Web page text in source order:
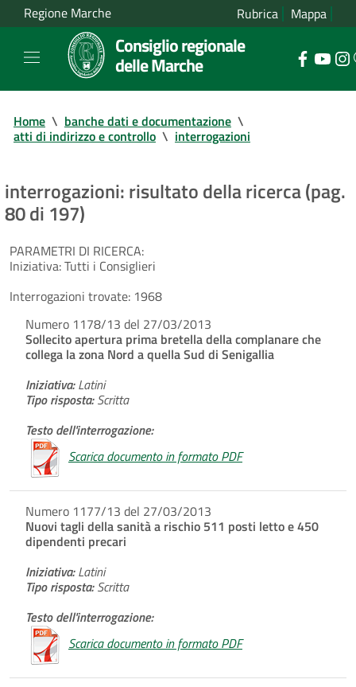
Regione Marche Rubrica Mappa
Consiglio regionale
delle Marche
Home \ banche dati e documentazione \
atti di indirizzo e controllo \ interrogazioni
interrogazioni: risultato della ricerca (pag.
80 di 197)
PARAMETRI DI RICERCA:
Iniziativa:Tutti i Consiglieri
Interrogazioni trovate: 1968
Numero 1178/13 del 27/03/2013
Sollecito apertura prima bretella della complanare che
collega la zona Nord a quella Sud di Senigallia
Iniziativa:Latini
Tipo risposta:Scritta
Testo dell'interrogazione:
Scarica documento in formato PDF
Numero 1177/13 del 27/03/2013
Nuovi tagli della sanità a rischio 511 posti letto e 450
dipendenti precari
Iniziativa:Latini
Tipo risposta:Scritta
Testo dell'interrogazione:
Scarica documento in formato PDF